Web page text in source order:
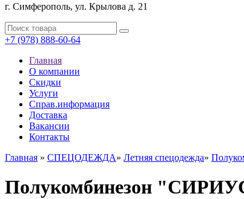
г. Симферополь, ул. Крылова д. 21
+7 (978) 888-60-64
Главная
О компании
Скидки
Услуги
Справ.информация
Доставка
Вакансии
Контакты
Главная » СПЕЦОДЕЖДА» Летняя спецодежда»
Полукомбинезон